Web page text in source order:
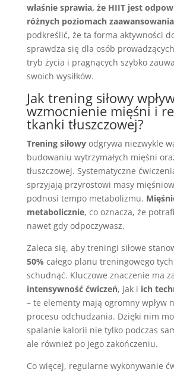
właśnie sprawia, że HIIT jest
różnych poziomach
podkreślić, że ta forma aktywności
sprawdza się dla osób
tryb życia i pragnących szybko
swoich wysiłków.
Jak trening siłowy
wzmocnienie mięśni i
tkanki tłuszczowej?
Trening siłowyodgrywa niezwykle
budowaniu wytrzymałych mięśni
tłuszczowej. Systematyczne
sprzyjają przyrostowi masy
podnosi tempo metabolizmu.
metabolicznie, co oznacza, że
nawet gdy odpoczywasz.
Zaleca się, aby treningi siłowe
50% całego planu treningowego
schudnąć. Kluczowe znaczenie ma
intensywność ćwiczeń, jak i ich
– te elementy mają ogromny wpływ
procesu odchudzania. Dzięki nim
spalanie kalorii nie tylko podczas
ale również po jego zakończeniu.
Co więcej, regularne wykonywanie